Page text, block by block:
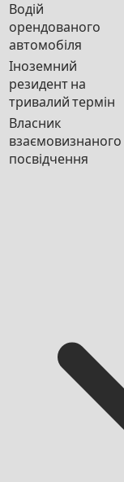
Водій
орендованого
автомобіля
Іноземний
резидент на
тривалий термін
Власник
взаємовизнаного
посвідчення